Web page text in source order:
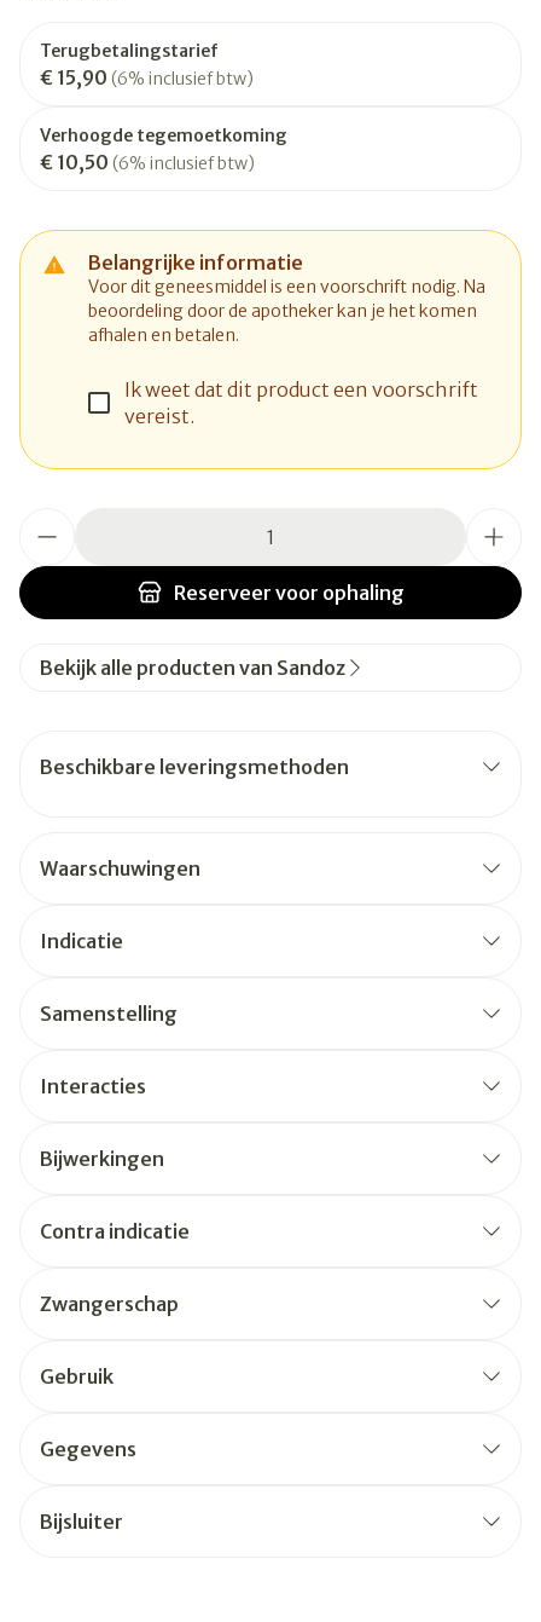
Terugbetalingstarief
€ 15,90 (6% inclusief btw)
Verhoogde tegemoetkoming
€ 10,50 (6% inclusief btw)
Belangrijke informatie
Voor dit geneesmiddel is een voorschrift nodig. Na
beoordeling door de apotheker kan je het komen
afhalen en betalen.
Ik weet dat dit product een voorschrift
vereist.
Reserveer voor ophaling
Bekijk alle producten van Sandoz
Beschikbare leveringsmethoden
Waarschuwingen
Indicatie
Samenstelling
Interacties
Bijwerkingen
Contra indicatie
Zwangerschap
Gebruik
Gegevens
Bijsluiter